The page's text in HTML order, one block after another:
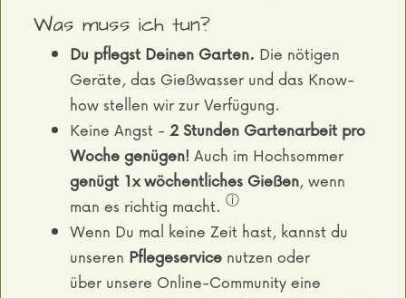
Was muss ich tun?
Du pflegst Deinen Garten. Die nötigen
Geräte, das Gießwasser und das Know-
how stellen wir zur Verfügung.
Keine Angst - 2 Stunden Gartenarbeit pro
Woche genügen! Auch im Hochsommer
genügt 1x wöchentliches Gießen, wenn
man es richtig macht. ⓘ
Wenn Du mal keine Zeit hast, kannst du
unseren Pflegeservicenutzen oder
über unsere Online-Community eine